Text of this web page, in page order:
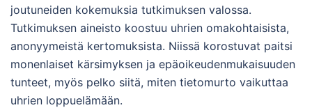
joutuneiden kokemuksia tutkimuksen valossa.
Tutkimuksen aineisto koostuu uhrien omakohtaisista,
anonyymeistä kertomuksista. Niissä korostuvat paitsi
monenlaiset kärsimyksen ja epäoikeudenmukaisuuden
tunteet, myös pelko siitä, miten tietomurto vaikuttaa
uhrien loppuelämään.